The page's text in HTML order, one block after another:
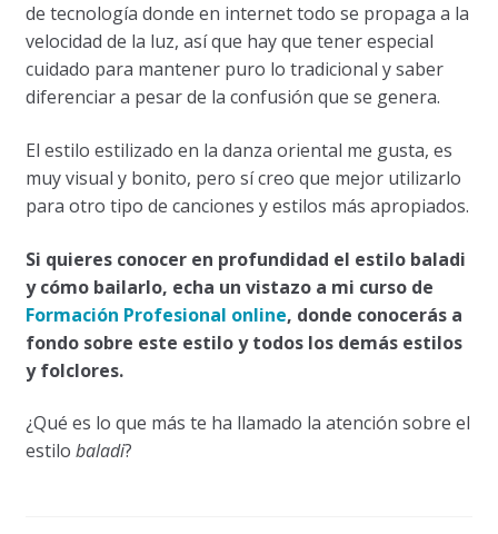
de tecnología donde en internet todo se propaga a la
velocidad de la luz, así que hay que tener especial
cuidado para mantener puro lo tradicional y saber
diferenciar a pesar de la confusión que se genera.
El estilo estilizado en la danza oriental me gusta, es
muy visual y bonito, pero sí creo que mejor utilizarlo
para otro tipo de canciones y estilos más apropiados.
Si quieres conocer en profundidad el estilo baladi
y cómo bailarlo, echa un vistazo a mi curso de
Formación Profesional online, donde conocerás a
fondo sobre este estilo y todos los demás estilos
y folclores.
¿Qué es lo que más te ha llamado la atención sobre el
estilo baladi?